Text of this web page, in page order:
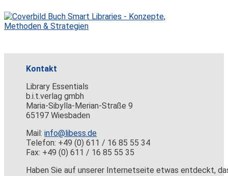
Kontakt
Library Essentials
b.i.t.verlag gmbh
Maria-Sibylla-Merian-Straße 9
65197 Wiesbaden
Mail:info@libess.de
Telefon: +49 (0) 611 / 16 85 55 34
Fax: +49 (0) 611 / 16 85 55 35
Haben Sie auf unserer Internetseite etwas entdeckt,